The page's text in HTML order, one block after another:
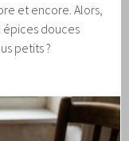
et encore. Alors,
épices douces
petits ?